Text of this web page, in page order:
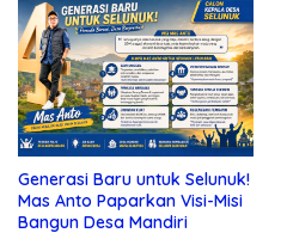
Generasi Baru untuk Selunuk!
Mas Anto Paparkan Visi-Misi
Bangun Desa Mandiri